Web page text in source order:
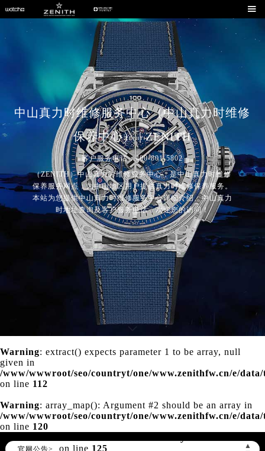

中山真力时维修服务中心（中山真力时维修
保养中心） | ZENITH
客户服务电话：400-801-5802
（ZENITH）中山真力时维修服务中心，是中山真力时维修
保养服务网点，为中山地区用户提供真力时维修保养服务。
本站为您提供中山真力时维修服务中心详细介绍、中山真力
时地址查询及客户服务电话，欢迎您的访问！
Warning: extract() expects parameter 1 to be array, null
given in
/www/wwwroot/seo/countryt/one/www.zenithfw.cn/e/
on line 112
Warning: array_map(): Argument #2 should be an array in
/www/wwwroot/seo/countryt/one/www.zenithfw.cn/e/
on line 120
官网公告>
▲